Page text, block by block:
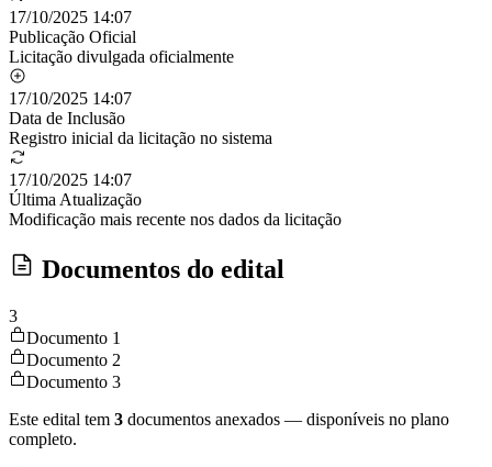
17/10/2025 14:07
Publicação Oficial
Licitação divulgada oficialmente
17/10/2025 14:07
Data de Inclusão
Registro inicial da licitação no sistema
17/10/2025 14:07
Última Atualização
Modificação mais recente nos dados da licitação
Documentos do edital
3
Documento 1
Documento 2
Documento 3
Este edital tem 3 documentos anexados — disponíveis no plano
completo.